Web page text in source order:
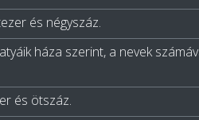
és négyszáz.
háza szerint, a nevek
és ötszáz.